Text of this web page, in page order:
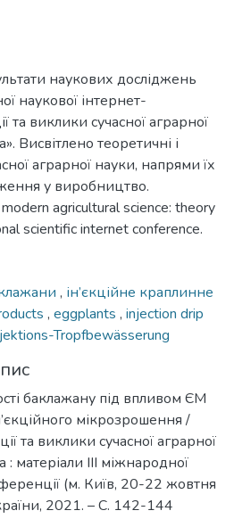
наукових досліджень
наукової інтернет-
та виклики сучасної аграрної
Висвітлено теоретичні і
аграрної науки, напрями їх
у виробництво.
agricultural science: theory
scientific internet conference.
, ін’єкційне краплинне
, eggplants , injection drip
Tropfbewässerung
баклажану під впливом ЄМ
мікрозрошення /
та виклики сучасної аграрної
: матеріали IIІ міжнародної
(м. Київ, 20-22 жовтня
2021. – С. 142-144